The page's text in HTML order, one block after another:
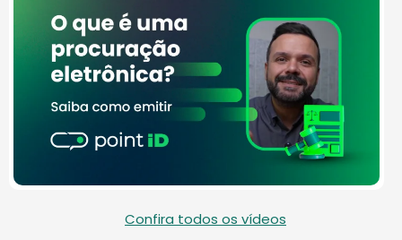
Confira todos os vídeos